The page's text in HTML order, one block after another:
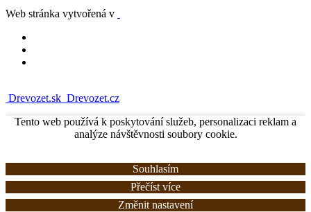
Web stránka vytvořená v
Drevozet.sk Drevozet.cz
Tento web používá k poskytování služeb, personalizaci reklam a
analýze návštěvnosti soubory cookie.
Souhlasím
Přečíst více
Změnit nastavení